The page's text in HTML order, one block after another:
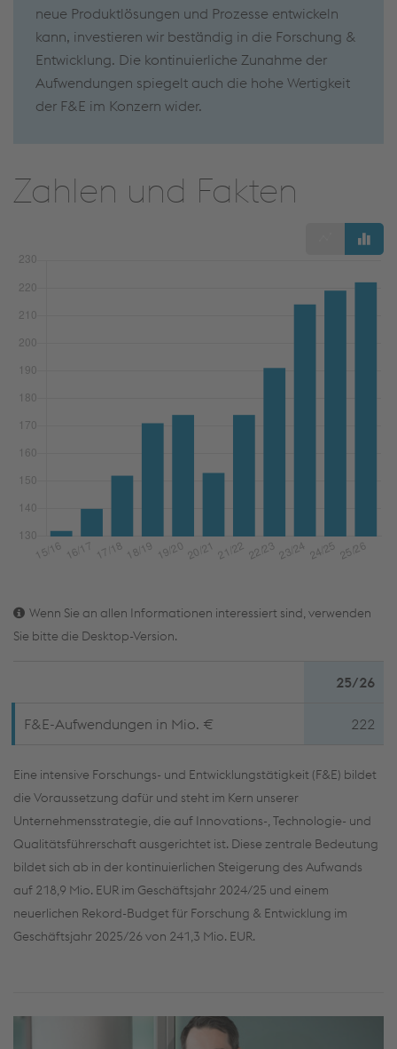
neue Produktlösungen und Prozesse entwickeln
kann, investieren wir beständig in die Forschung &
Entwicklung. Die kontinuierliche Zunahme der
Aufwendungen spiegelt auch die hohe Wertigkeit
der F&E im Konzern wider.
Zahlen und Fakten
Wenn Sie an allen Informationen interessiert sind, verwenden
Sie bitte die Desktop-Version.
25/26
F&E-Aufwendungen in Mio. € 222
Eine intensive Forschungs- und Entwicklungstätigkeit (F&E) bildet
die Voraussetzung dafür und steht im Kern unserer
Unternehmensstrategie, die auf Innovations-, Technologie- und
Qualitätsführerschaft ausgerichtet ist. Diese zentrale Bedeutung
bildet sich ab in der kontinuierlichen Steigerung des Aufwands
auf 218,9 Mio. EUR im Geschäftsjahr 2024/25 und einem
neuerlichen Rekord-Budget für Forschung & Entwicklung im
Geschäftsjahr 2025/26 von 241,3 Mio. EUR.